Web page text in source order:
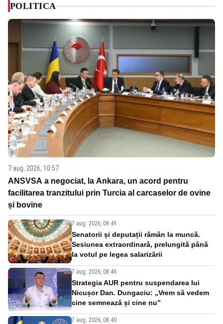
POLITICA
7 aug. 2026, 10:57
ANSVSA a negociat, la Ankara, un acord pentru
facilitarea tranzitului prin Turcia al carcaselor de ovine
și bovine
7 aug. 2026, 09:49
Senatorii și deputații rămân la muncă.
Sesiunea extraordinară, prelungită până
la votul pe legea salarizării
7 aug. 2026, 08:46
Strategia AUR pentru suspendarea lui
Nicușor Dan. Dungaciu: „Vrem să vedem
cine semnează și cine nu”
7 aug. 2026, 08:40